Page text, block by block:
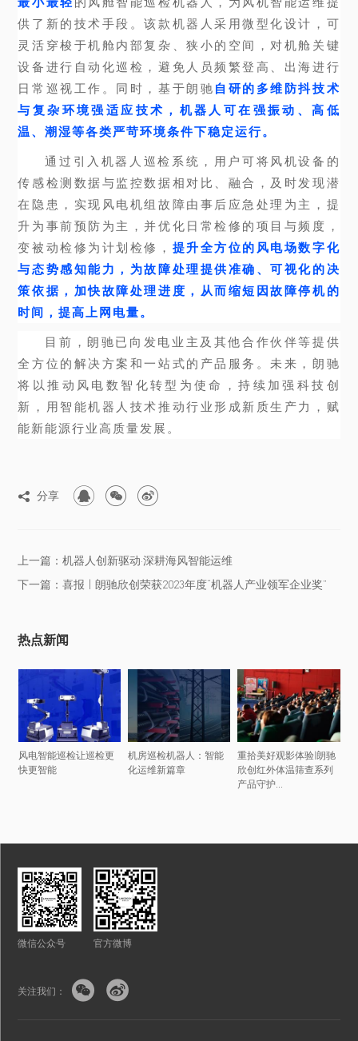
供了新的技术手段。该款机器人采用微型化设计，可
灵活穿梭于机舱内部复杂、狭小的空间，对机舱关键
设备进行自动化巡检，避免人员频繁登高、出海进行
日常巡视工作。同时，基于朗驰 自研的多维防抖技术
与复杂环境强适应技术，机器人可在强振动、高低
温、潮湿等各类严苛环境条件下稳定运行。
通过引入 机器人 巡检系统 ，用户可将风机设备的
传感检测数据与监控数据相对比、融合，及时发现潜
在隐患，实现风电机组故障由事后应急处理为主，提
升为事前预防为主，并优化日常检修的项目与频度，
变被动检修为计划检修， 提升全方位的风电场数字化
与态势感知能力，为故障处理提供准确、可视化的决
策依据，加快故障处理进度，从而缩短因故障停机的
时间，提高上网电量。
目前，朗驰已向发电业主及其他合作伙伴等提供
全方位的解决方案和一站式的产品服务。未来，朗驰
将以推动风电数智化转型为使命，持续加强科技创
新，用智能机器人技术推动行业形成新质生产力，赋
能新能源行业高质量发展。
 分享   
上一篇：机器人创新驱动·深耕海风智能运维
下一篇：喜报 | 朗驰欣创荣获2023年度“机器人产业领军企业奖”
热点新闻
风电智能巡检让巡检更
快更智能
机房巡检机器人：智能
化运维新篇章
重拾美好观影体验|朗驰
欣创红外体温筛查系列
产品守护...
微信公众号 官方微博
关注我们：  